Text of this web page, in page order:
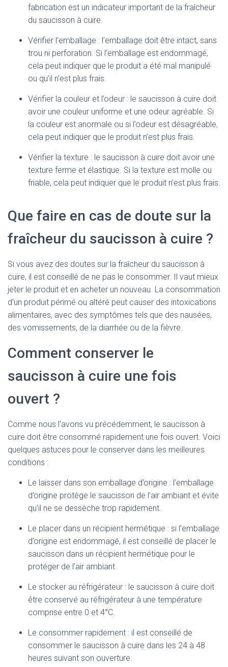
fabrication est un indicateur important de la fraîcheur
du saucisson à cuire.
Vérifier l’emballage : l’emballage doit être intact, sans
trou ni perforation. Si l’emballage est endommagé,
cela peut indiquer que le produit a été mal manipulé
ou qu’il n’est plus frais.
Vérifier la couleur et l’odeur : le saucisson à cuire doit
avoir une couleur uniforme et une odeur agréable. Si
la couleur est anormale ou si l’odeur est désagréable,
cela peut indiquer que le produit n’est plus frais.
Vérifier la texture : le saucisson à cuire doit avoir une
texture ferme et élastique. Si la texture est molle ou
friable, cela peut indiquer que le produit n’est plus frais.
Que faire en cas de doute sur la
fraîcheur du saucisson à cuire ?
Si vous avez des doutes sur la fraîcheur du saucisson à
cuire, il est conseillé de ne pas le consommer. Il vaut mieux
jeter le produit et en acheter un nouveau. La consommation
d’un produit périmé ou altéré peut causer des intoxications
alimentaires, avec des symptômes tels que des nausées,
des vomissements, de la diarrhée ou de la fièvre.
Comment conserver le
saucisson à cuire une fois
ouvert ?
Comme nous l’avons vu précédemment, le saucisson à
cuire doit être consommé rapidement une fois ouvert. Voici
quelques astuces pour le conserver dans les meilleures
conditions :
Le laisser dans son emballage d’origine : l’emballage
d’origine protège le saucisson de l’air ambiant et évite
qu’il ne se dessèche trop rapidement.
Le placer dans un récipient hermétique : si l’emballage
d’origine est endommagé, il est conseillé de placer le
saucisson dans un récipient hermétique pour le
protéger de l’air ambiant.
Le stocker au réfrigérateur : le saucisson à cuire doit
être conservé au réfrigérateur à une température
comprise entre 0 et 4°C.
Le consommer rapidement : il est conseillé de
consommer le saucisson à cuire dans les 24 à 48
heures suivant son ouverture.